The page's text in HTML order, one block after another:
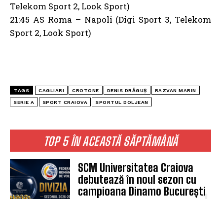
TOP 5 ÎN ACEASTĂ SĂPTĂMÂNĂ
SCM Universitatea Craiova
debutează în noul sezon cu
campioana Dinamo București
Telekom Sport 2, Look Sport)
21:45 AS Roma – Napoli (Digi Sport 3, Telekom
Sport 2, Look Sport)
TAGS CAGLIARI CROTONE DENIS DRĂGUȘ RAZVAN MARIN
SERIE A SPORT CRAIOVA SPORTUL DOLJEAN